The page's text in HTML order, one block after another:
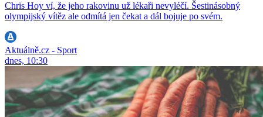
Chris Hoy ví, že jeho rakovinu už lékaři nevyléčí. Šestinásobný
olympijský vítěz ale odmítá jen čekat a dál bojuje po svém.
Aktuálně.cz - Sport
dnes, 10:30